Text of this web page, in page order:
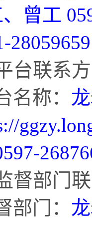
曾工
28059659
台联系
名称：
督部门
部门：